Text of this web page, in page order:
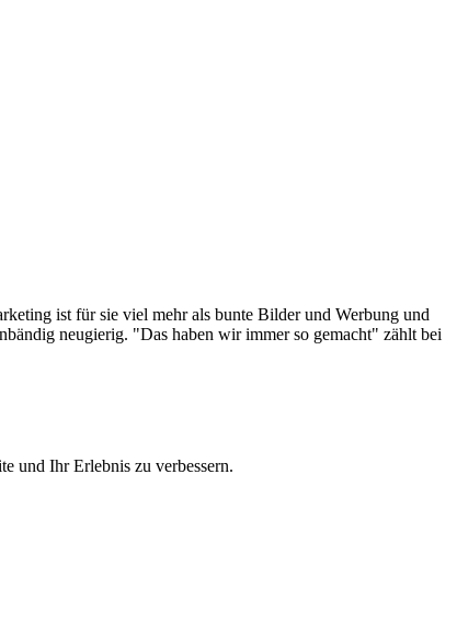
ist für sie viel mehr als bunte Bilder und Werbung und
neugierig. "Das haben wir immer so gemacht" zählt bei
und Ihr Erlebnis zu verbessern.